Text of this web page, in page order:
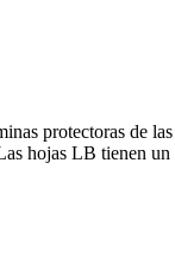
protectoras de
hojas LB tienen